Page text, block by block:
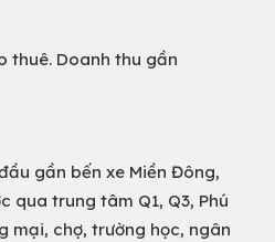
thuê. Doanh thu gần
gần bến xe Miền Đông,
qua trung tâm Q1, Q3, Phú
mại, chợ, trường học, ngân